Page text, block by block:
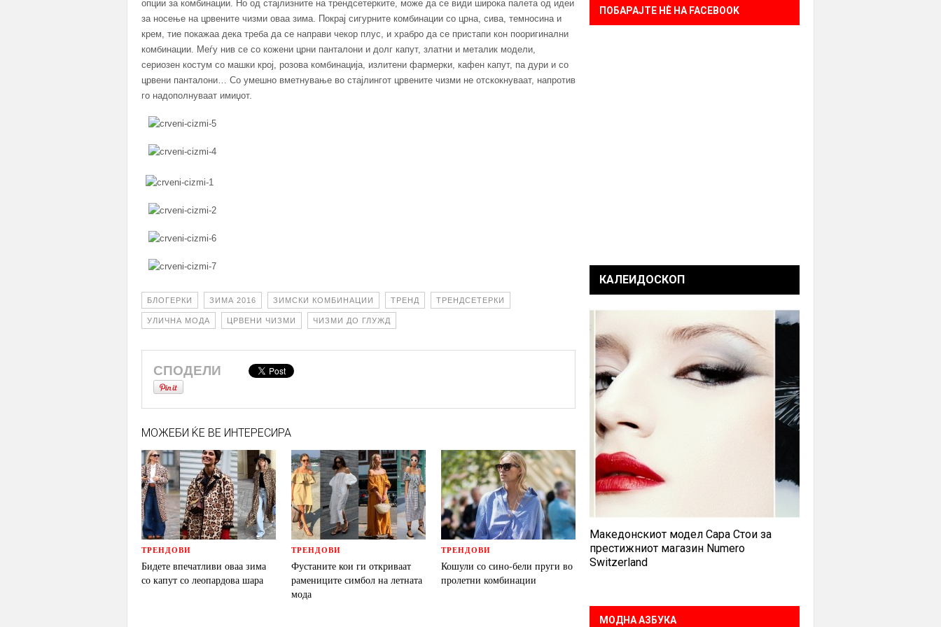
опции за комбинации. Но од стајлизните на трендсетерките, може да се види широка палета од идеи
за носење на црвените чизми оваа зима. Покрај сигурните комбинации со црна, сива, темносина и
крем, тие покажаа дека треба да се направи чекор плус, и храбро да се пристапи кон пооригинални
комбинации. Меѓу нив се со кожени црни панталони и долг капут, златни и металик модели,
сериозен костум со машки крој, розова комбинација, излитени фармерки, кафен капут, па дури и со
црвени панталони… Со умешно вметнување во стајлингот црвените чизми не отскокнуваат, напротив
го надополнуваат имиџот.
БЛОГЕРКИ ЗИМА 2016 ЗИМСКИ КОМБИНАЦИИ ТРЕНД ТРЕНДСЕТЕРКИ
УЛИЧНА МОДА ЦРВЕНИ ЧИЗМИ ЧИЗМИ ДО ГЛУЖД
СПОДЕЛИ
МОЖЕБИ ЌЕ ВЕ ИНТЕРЕСИРА
ТРЕНДОВИ
Бидете впечатливи оваа зима
со капут со леопардова шара
ТРЕНДОВИ
Фустаните кои ги откриваат
рамениците симбол на летната
мода
ТРЕНДОВИ
Кошули со сино-бели пруги во
пролетни комбинации
ПОБАРАЈТЕ НÈ НА FACEBOOK
КАЛЕИДОСКОП
Македонскиот модел Сара Стои за
престижниот магазин Numero
Switzerland
МОДНА АЗБУКА